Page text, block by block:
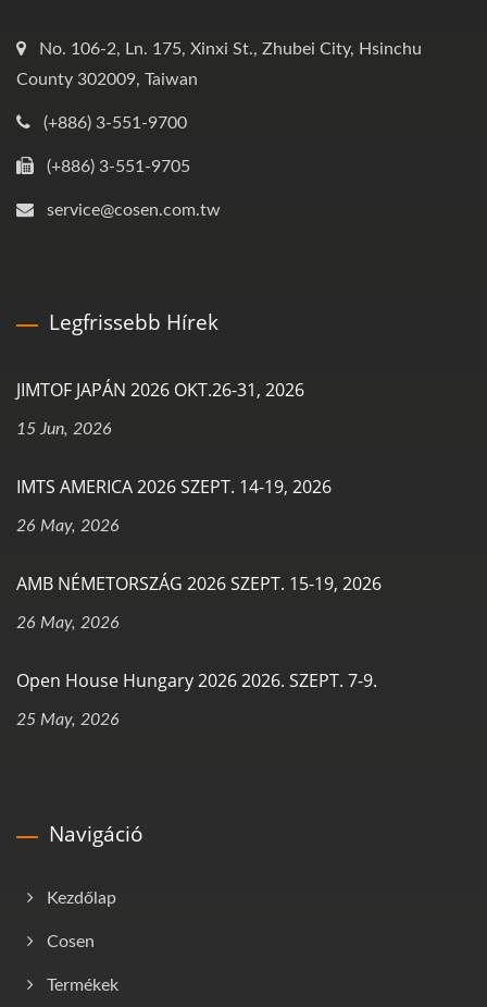
No. 106-2, Ln. 175, Xinxi St., Zhubei City, Hsinchu
County 302009, Taiwan
(+886) 3-551-9700
(+886) 3-551-9705
service@cosen.com.tw
Legfrissebb Hírek
JIMTOF JAPÁN 2026 OKT.26-31, 2026
15 Jun, 2026
IMTS AMERICA 2026 SZEPT. 14-19, 2026
26 May, 2026
AMB NÉMETORSZÁG 2026 SZEPT. 15-19, 2026
26 May, 2026
Open House Hungary 2026 2026. SZEPT. 7-9.
25 May, 2026
Navigáció
Kezdőlap
Cosen
Termékek